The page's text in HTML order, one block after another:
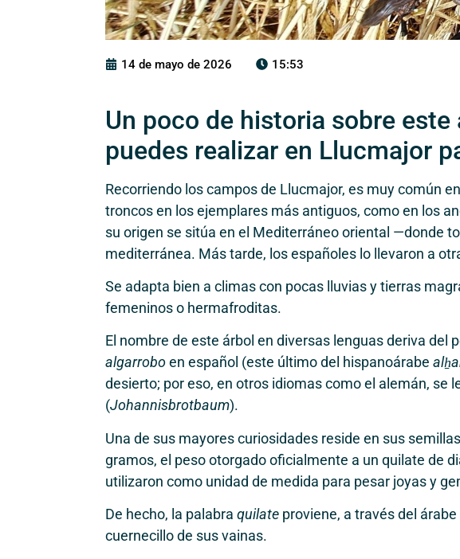
14 de mayo de 2026 15:53
Un poco de historia sobre
puedes realizar en Llucmajor
Recorriendo los campos de Llucmajor, es muy común
troncos en los ejemplares más antiguos, como en los
su origen se sitúa en el Mediterráneo oriental —donde
mediterránea. Más tarde, los españoles lo llevaron a
Se adapta bien a climas con pocas lluvias y tierras
femeninos o hermafroditas.
El nombre de este árbol en diversas lenguas deriva del
algarroboen español (este último del hispanoárabe
desierto; por eso, en otros idiomas como el alemán, se
(Johannisbrotbaum).
Una de sus mayores curiosidades reside en sus
gramos, el peso otorgado oficialmente a un quilate de
utilizaron como unidad de medida para pesar joyas y
De hecho, la palabra quilate proviene, a través del árabe
cuernecillo de sus vainas.